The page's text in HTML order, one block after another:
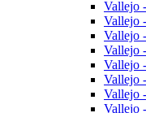
Vallejo
Vallejo
Vallejo
Vallejo
Vallejo
Vallejo
Vallejo
Vallejo